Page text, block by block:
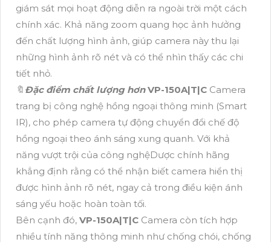
giám sát mọi hoạt động diễn ra ngoài trời một cách
chính xác. Khả năng zoom quang học ảnh hưởng
đến chất lượng hình ảnh, giúp camera này thu lại
những hình ảnh rõ nét và có thể nhìn thấy các chi
tiết nhỏ.
🔖 Đặc điểm chất lượng hơnVP-150A|T|C Camera
trang bị công nghệ hồng ngoại thông minh (Smart
IR), cho phép camera tự động chuyển đổi chế độ
hồng ngoại theo ánh sáng xung quanh. Với khả
năng vượt trội của công nghệDược chính hãng
khẳng định rằng có thể nhận biết camera hiển thị
được hình ảnh rõ nét, ngay cả trong điều kiện ánh
sáng yếu hoặc hoàn toàn tối.
Bên cạnh đó, VP-150A|T|C Camera còn tích hợp
nhiều tính năng thông minh như chống chói, chống